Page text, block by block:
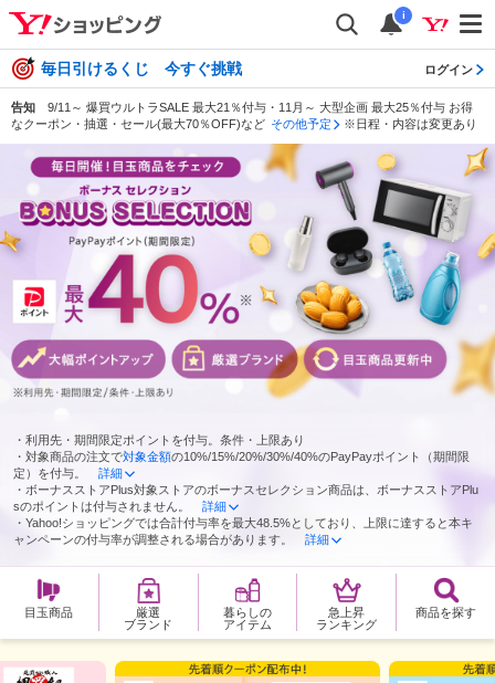
i
毎日引けるくじ 今すぐ挑戦 ログイン
告知
9/11～ 爆買ウルトラSALE 最大21％付与・11月～ 大型企画 最大25％付与 お得
なクーポン・抽選・セール(最大70％OFF)など その他予定 ※日程・内容は変更あり
・利用先・期間限定ポイントを付与。条件・上限あり
・対象商品の注文で対象金額の10%/15%/20%/30%/40%のPayPayポイント（期間限
定）を付与。 詳細
・ボーナスストアPlus対象ストアのボーナスセレクション商品は、ボーナスストアPlu
sのポイントは付与されません。 詳細
・Yahoo!ショッピングでは合計付与率を最大48.5%としており、上限に達すると本キ
ャンペーンの付与率が調整される場合があります。 詳細
目玉商品
厳選
ブランド
暮らしの
アイテム
急上昇
ランキング
商品を探す